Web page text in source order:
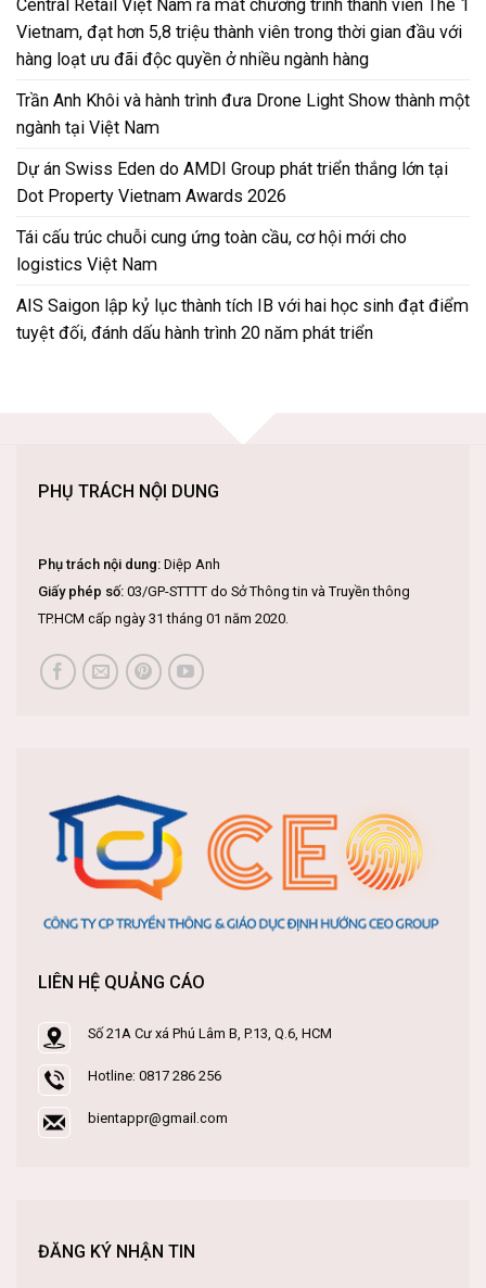
Central Retail Việt Nam ra mắt chương trình thành viên The 1
Vietnam, đạt hơn 5,8 triệu thành viên trong thời gian đầu với
hàng loạt ưu đãi độc quyền ở nhiều ngành hàng
Trần Anh Khôi và hành trình đưa Drone Light Show thành một
ngành tại Việt Nam
Dự án Swiss Eden do AMDI Group phát triển thắng lớn tại
Dot Property Vietnam Awards 2026
Tái cấu trúc chuỗi cung ứng toàn cầu, cơ hội mới cho
logistics Việt Nam
AIS Saigon lập kỷ lục thành tích IB với hai học sinh đạt điểm
tuyệt đối, đánh dấu hành trình 20 năm phát triển
PHỤ TRÁCH NỘI DUNG
Phụ trách nội dung: Diệp Anh
Giấy phép số: 03/GP-STTTT do Sở Thông tin và Truyền thông
TP.HCM cấp ngày 31 tháng 01 năm 2020.
LIÊN HỆ QUẢNG CÁO
Số 21A Cư xá Phú Lâm B, P.13, Q.6, HCM
Hotline: 0817 286 256
bientappr@gmail.com
ĐĂNG KÝ NHẬN TIN